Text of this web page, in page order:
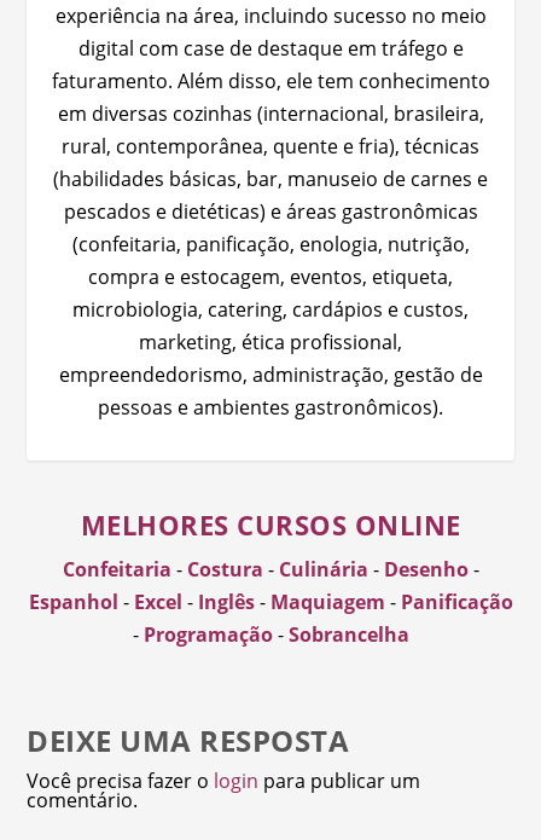
experiência na área, incluindo sucesso no meio
digital com case de destaque em tráfego e
faturamento. Além disso, ele tem conhecimento
em diversas cozinhas (internacional, brasileira,
rural, contemporânea, quente e fria), técnicas
(habilidades básicas, bar, manuseio de carnes e
pescados e dietéticas) e áreas gastronômicas
(confeitaria, panificação, enologia, nutrição,
compra e estocagem, eventos, etiqueta,
microbiologia, catering, cardápios e custos,
marketing, ética profissional,
empreendedorismo, administração, gestão de
pessoas e ambientes gastronômicos).
MELHORES CURSOS ONLINE
Confeitaria - Costura - Culinária - Desenho-
Espanhol - Excel - Inglês- Maquiagem - Panificação
- Programação-Sobrancelha
DEIXE UMA RESPOSTA
Você precisa fazer o login para publicar um
comentário.